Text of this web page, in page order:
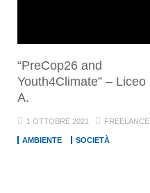
“PreCop26 and
Youth4Climate” – Liceo
A.
1 OTTOBRE 2021 FREELANCE
AMBIENTE SOCIETÀ